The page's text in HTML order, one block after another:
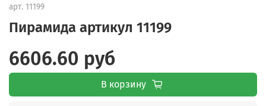
арт. 11199
Пирамида артикул 11199
6606.60 руб
В корзину